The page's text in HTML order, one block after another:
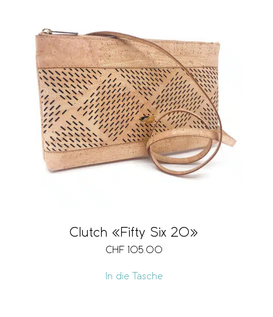
Clutch «Fifty Six 20»
CHF 105.00
In die Tasche